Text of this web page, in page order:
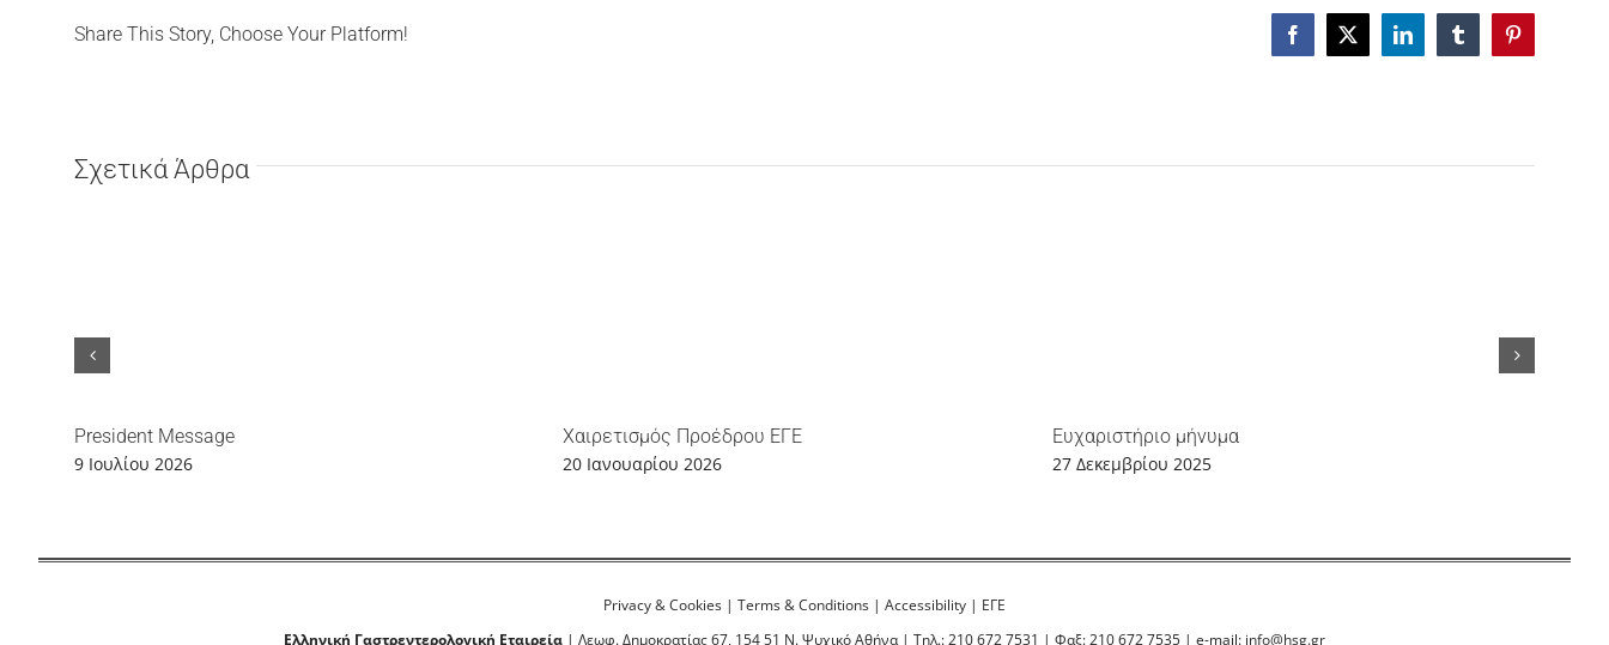
Share This Story, Choose Your Platform! Facebook
X LinkedInTumblrPinterest
Σχετικά Άρθρα
President Message
9 Ιουλίου 2026
Χαιρετισμός Προέδρου ΕΓΕ
20 Ιανουαρίου 2026
Ευχαριστήριο μήνυμα
27 Δεκεμβρίου 2025
Privacy & Cookies | Terms & Conditions | Accessibility | ΕΓΕ
Ελληνική Γαστρεντερολογική Εταιρεία | Λεωφ. Δημοκρατίας 67, 154 51 Ν. Ψυχικό Αθήνα | Τηλ.: 210 672 7531 | Φαξ: 210 672 7535 | e-mail: info@hsg.gr